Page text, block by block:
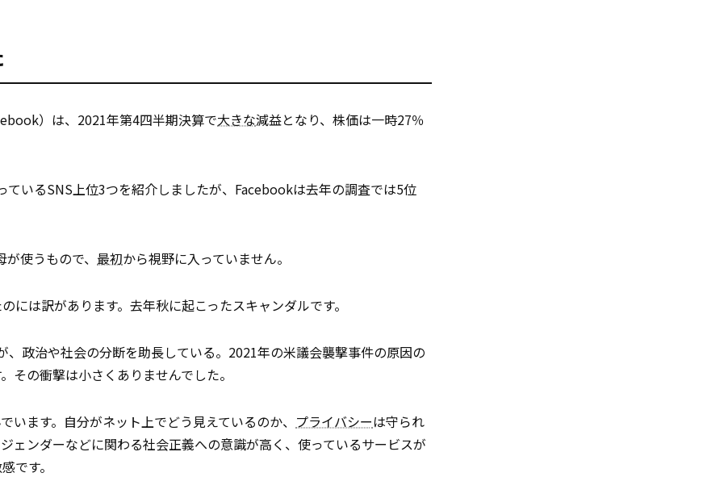
）は、2021年第4四半期決算で大きな減益となり、株価は一時27％
いるSNS上位3つを紹介しましたが、Facebookは去年の調査では5位
使うもので、 最初から視野に入っていません。
には訳があります。去年秋に起こったスキャンダルです。
、政治や社会の分断を助長している。2021年の米議会襲撃事件の原因の
その衝撃は小さくありませんでした。
ます。自分がネット上でどう見えているのか、 プライバシーは守られ
ェンダーなどに関わる社会正義への意識が高く、使っているサービスが
です。